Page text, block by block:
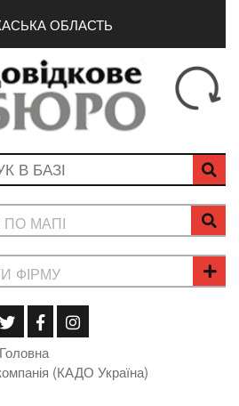
ОБЛАСТЬ
МАПІ
ФІРМУ
Головна
(КАДО Україна)